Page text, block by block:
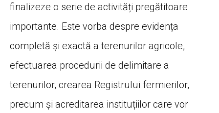
finalizeze o serie de activități pregătitoare
importante. Este vorba despre evidența
completă și exactă a terenurilor agricole,
efectuarea procedurii de delimitare a
terenurilor, crearea Registrului fermierilor,
precum și acreditarea instituțiilor care vor